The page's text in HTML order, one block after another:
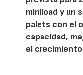
miniload y un
palets con el
capacidad,
el